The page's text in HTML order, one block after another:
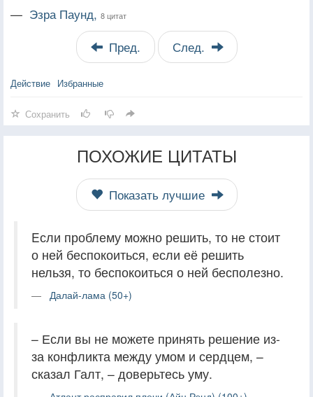
— Эзра Паунд, 8 цитат
Пред. След.
Действие Избранные
Сохранить
ПОХОЖИЕ ЦИТАТЫ
Показать лучшие
Eсли проблему можно решить, то не стоит
о ней беспокоиться, если её решить
нельзя, то беспокоиться о ней бесполезно.
Далай-лама (50+)
– Если вы не можете принять решение из-
за конфликта между умом и сердцем, –
сказал Галт, – доверьтесь уму.